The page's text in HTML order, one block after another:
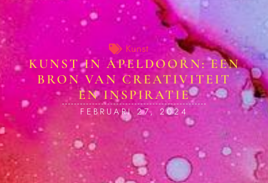
Kunst
KUNST IN APELDOORN: EEN
BRON VAN CREATIVITEIT
EN INSPIRATIE
FEBRUARI 27, 2024